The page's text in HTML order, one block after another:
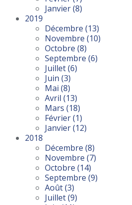
Janvier(8)
2019
Décembre (13)
Novembre (10)
Octobre (8)
Septembre (6)
Juillet(6)
Juin (3)
Mai (8)
Avril (13)
Mars (18)
Février(1)
Janvier(12)
2018
Décembre (8)
Novembre (7)
Octobre (14)
Septembre (9)
Août(3)
Juillet(9)